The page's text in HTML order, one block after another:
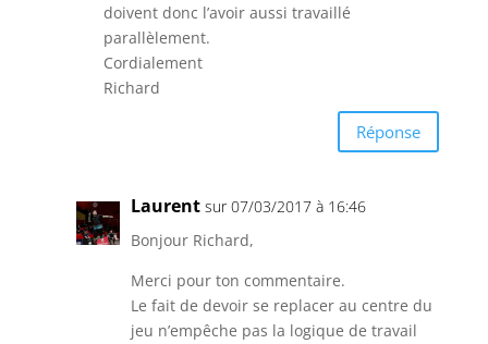
doivent donc l’avoir aussi travaillé
parallèlement.
Cordialement
Richard
Réponse
Laurent sur 07/03/2017 à 16:46
Bonjour Richard,
Merci pour ton commentaire.
Le fait de devoir se replacer au centre du
jeu n’empêche pas la logique de travail